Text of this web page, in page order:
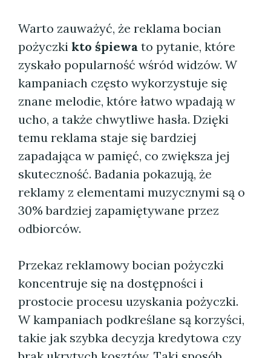
Warto zauważyć, że reklama bocian
pożyczki kto śpiewa to pytanie, które
zyskało popularność wśród widzów. W
kampaniach często wykorzystuje się
znane melodie, które łatwo wpadają w
ucho, a także chwytliwe hasła. Dzięki
temu reklama staje się bardziej
zapadająca w pamięć, co zwiększa jej
skuteczność. Badania pokazują, że
reklamy z elementami muzycznymi są o
30% bardziej zapamiętywane przez
odbiorców.
Przekaz reklamowy bocian pożyczki
koncentruje się na dostępności i
prostocie procesu uzyskania pożyczki.
W kampaniach podkreślane są korzyści,
takie jak szybka decyzja kredytowa czy